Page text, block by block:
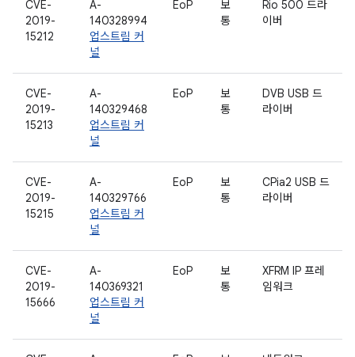
CVE-
2019-
15212
A-
140328994
업스트림 커
널
EoP
보
통
Rio 500 드라
이버
CVE-
2019-
15213
A-
140329468
업스트림 커
널
EoP
보
통
DVB USB 드
라이버
CVE-
2019-
15215
A-
140329766
업스트림 커
널
EoP
보
통
CPia2 USB 드
라이버
CVE-
2019-
15666
A-
140369321
업스트림 커
널
EoP
보
통
XFRM IP 프레
임워크